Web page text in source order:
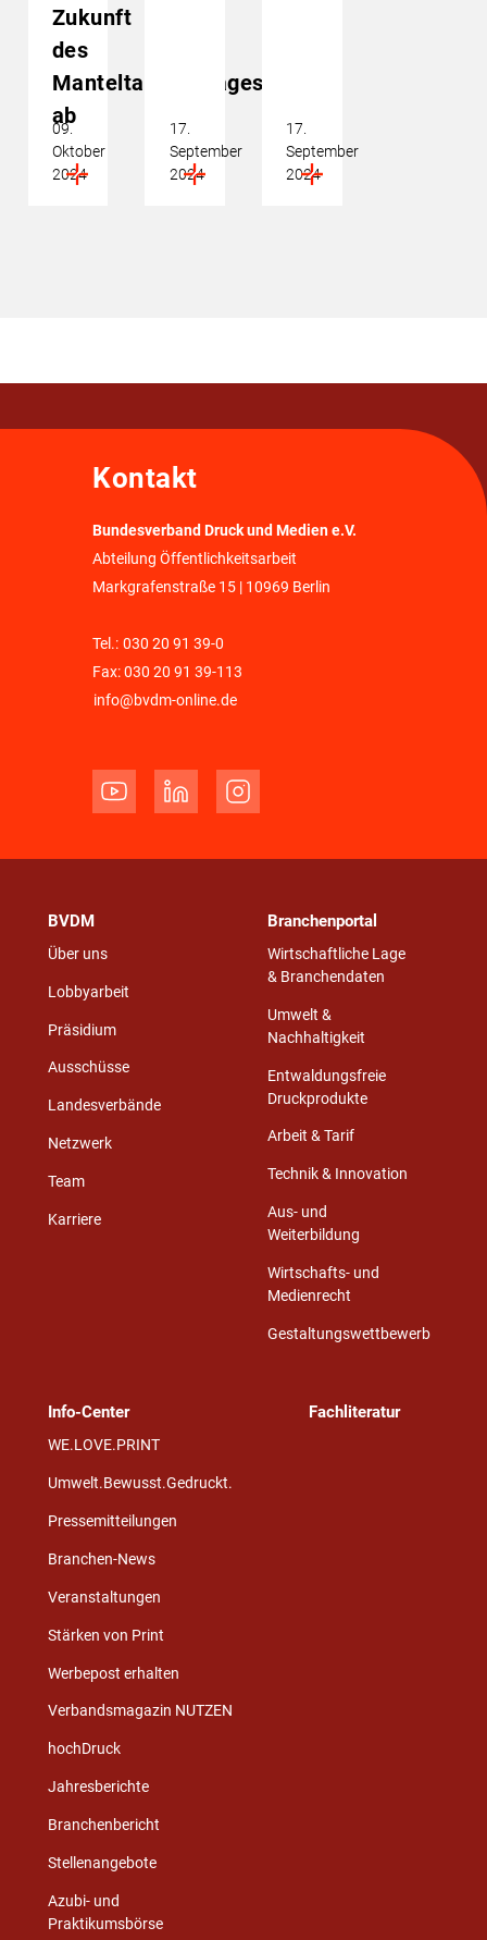
Zukunft
des
Manteltarifvertrages
ab
09.
Oktober
2024
17.
September
2024
17.
September
2024
Kontakt
Bundesverband Druck und Medien e.V.
Abteilung Öffentlichkeitsarbeit
Markgrafenstraße 15 | 10969 Berlin
Tel.: 030 20 91 39-0
Fax: 030 20 91 39-113
info@bvdm-online.de
BVDM
Über uns
Lobbyarbeit
Präsidium
Ausschüsse
Landesverbände
Netzwerk
Team
Karriere
Branchenportal
Wirtschaftliche Lage
& Branchendaten
Umwelt &
Nachhaltigkeit
Entwaldungsfreie
Druckprodukte
Arbeit & Tarif
Technik & Innovation
Aus- und
Weiterbildung
Wirtschafts- und
Medienrecht
Gestaltungswettbewerb
Info-Center
WE.LOVE.PRINT
Umwelt.Bewusst.Gedruckt.
Pressemitteilungen
Branchen-News
Veranstaltungen
Stärken von Print
Werbepost erhalten
Verbandsmagazin NUTZEN
hochDruck
Jahresberichte
Branchenbericht
Stellenangebote
Azubi- und
Praktikumsbörse
Fachliteratur